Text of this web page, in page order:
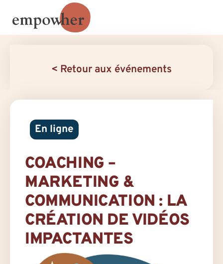
< Retour aux événements
En ligne
COACHING –
MARKETING &
COMMUNICATION : LA
CRÉATION DE VIDÉOS
IMPACTANTES